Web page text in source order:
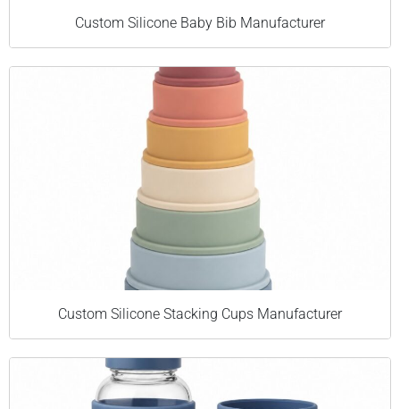
Custom Silicone Baby Bib Manufacturer
Custom Silicone Stacking Cups Manufacturer